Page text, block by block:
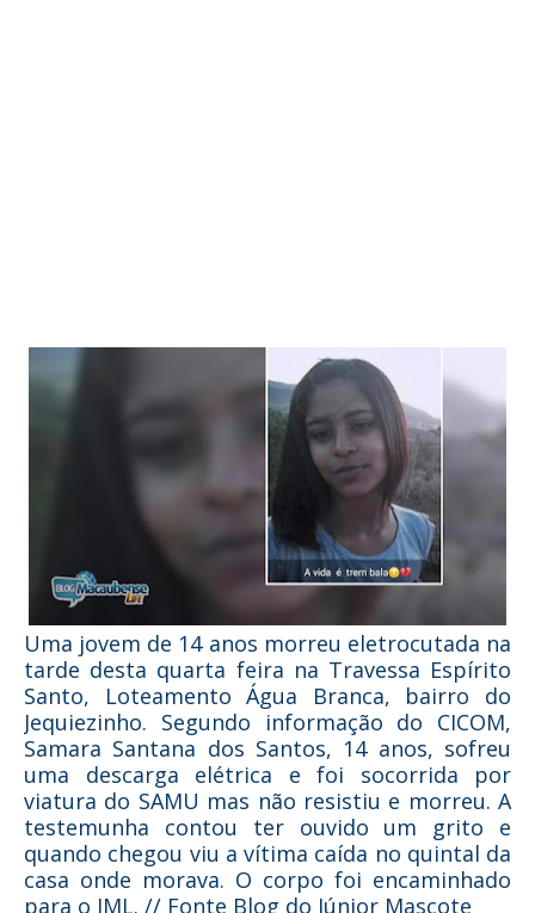
Uma jovem de 14 anos morreu eletrocutada na
tarde desta quarta feira na Travessa Espírito
Santo, Loteamento Água Branca, bairro do
Jequiezinho. Segundo informação do CICOM,
Samara Santana dos Santos, 14 anos, sofreu
uma descarga elétrica e foi socorrida por
viatura do SAMU mas não resistiu e morreu. A
testemunha contou ter ouvido um grito e
quando chegou viu a vítima caída no quintal da
casa onde morava. O corpo foi encaminhado
para o IML. // Fonte Blog do Júnior Mascote